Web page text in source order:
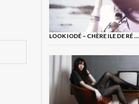
LOOK IODÉ – CHÈRE ILE DE RÉ …